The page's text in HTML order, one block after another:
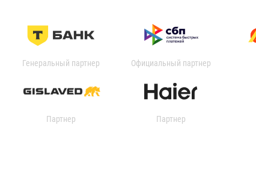
Генеральный партнер Официальный партнер
Партнер Партнер